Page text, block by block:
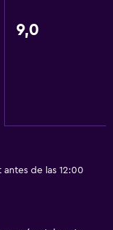
9,0
de las 12:00